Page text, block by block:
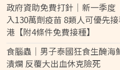
政府資助免費打針｜新一季度
入130萬劑疫苗 8類人可優先
港【附4條件免費接種】
食腦蟲｜男子泰國狂食生醃海
潰爛 反覆大出血休克險死